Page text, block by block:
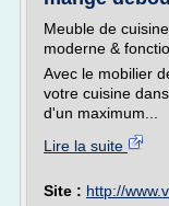
Meuble de
moderne &
Avec le mobilier
votre cuisine
d'un maximum...
Lire la suite
Site : http://